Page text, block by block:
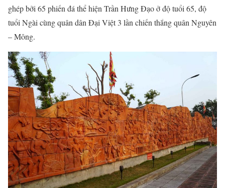
ghép bởi 65 phiến đá thể hiện Trần Hưng Đạo ở độ tuổi 65, độ
tuổi Ngài cùng quân dân Đại Việt 3 lần chiến thắng quân Nguyên
– Mông.